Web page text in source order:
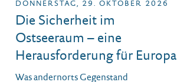
DONNERSTAG, 29. OKTOBER 2026
Die Sicherheit im
Ostseeraum – eine
Herausforderung für Europa
Was andernorts Gegenstand